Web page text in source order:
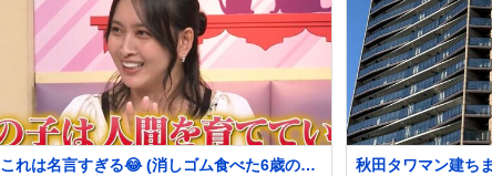
これは名言すぎる😂 (消しゴム食べた6歳の弟
秋田タワマン建ち